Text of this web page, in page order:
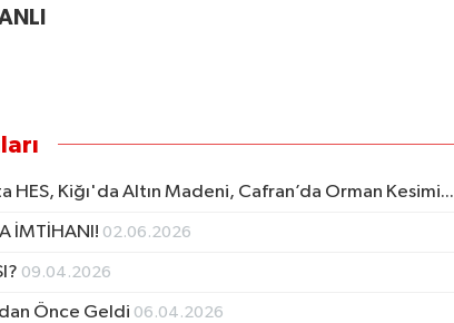
HES, Kiğı'da Altın Madeni, Cafran’da Orman Kesimi...
İMTİHANI! 02.06.2026
09.04.2026
Önce Geldi 06.04.2026